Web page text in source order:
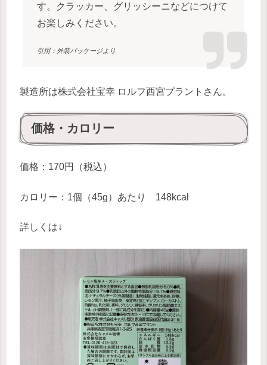
す。クラッカー、グリッシーニなどにつけて
お楽しみください。
引用：外装パッケージより
製造所は株式会社宝幸 ロルフ西宮プラントさん。
価格・カロリー
価格：170円（税込）
カロリー：1個（45g）あたり 148kcal
詳しくは↓